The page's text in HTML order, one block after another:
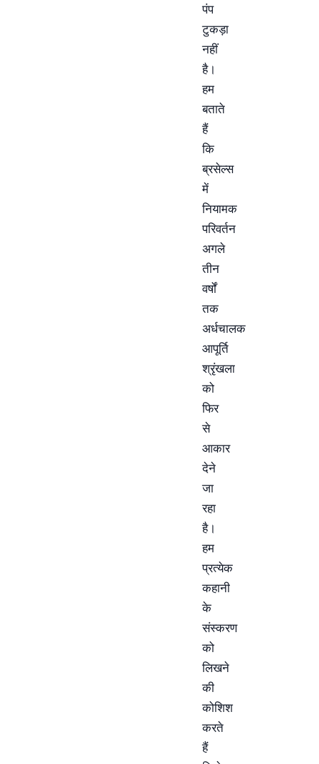
पंप
टुकड़ा
नहीं
है।
हम
बताते
हैं
कि
ब्रसेल्स
में
नियामक
परिवर्तन
अगले
तीन
वर्षों
तक
अर्धचालक
आपूर्ति
श्रृंखला
को
फिर
से
आकार
देने
जा
रहा
है।
हम
प्रत्येक
कहानी
के
संस्करण
को
लिखने
की
कोशिश
करते
हैं